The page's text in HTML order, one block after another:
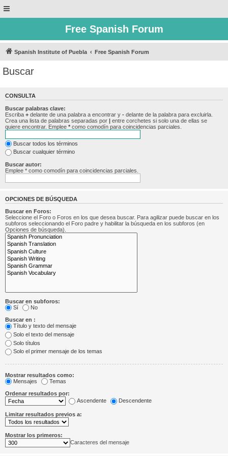
Free Spanish Forum
Spanish Institute of Puebla Free Spanish Forum
Buscar
CONSULTA
Buscar palabras clave:
Escriba + delante de una palabra a encontrar y - delante de la palabra para excluirla.
Crea una lista de palabras separadas por | entre corchetes si solo una de ellas se
quiere encontrar. Emplee * como comodín para coincidencias parciales.
Buscar todos los términos
Buscar cualquier término
Buscar autor:
Emplee * como comodín para coincidencias parciales.
OPCIONES DE BÚSQUEDA
Buscar en Foros:
Seleccione el Foro o Foros en los que desea buscar. Para agilizar puede buscar en los
subforos seleccionando el Foro padre y habilitar la búsqueda en los subforos (en
Opciones de búsqueda).
Buscar en subforos:
Sí
No
Buscar en :
Título y texto del mensaje
Solo el texto del mensaje
Solo títulos
Solo el primer mensaje de los temas
Mostrar resultados como:
Mensajes
Temas
Ordenar resultados por:
Ascendente
Descendente
Limitar resultados previos a:
Mostrar los primeros:
Caracteres del mensaje